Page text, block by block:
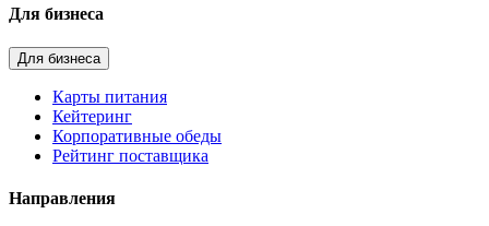
Для бизнеса
Для бизнеса
Карты питания
Кейтеринг
Корпоративные обеды
Рейтинг поставщика
Направления